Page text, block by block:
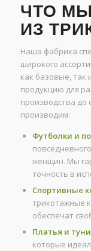
ЧТО
ИЗ
Наша фабрика
широкого
как базовые,
продукцию для
производства до
производим:
Футболки и
женщин. Мы
точность в
Спортивные
трикотажные
обеспечат
Платья и
которые